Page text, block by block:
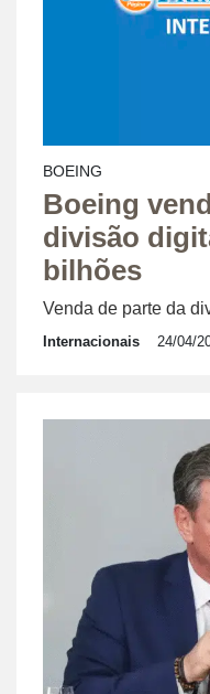
BOEING
Boeing
divisão
bilhões
Venda de parte da
Internacionais 24/04/